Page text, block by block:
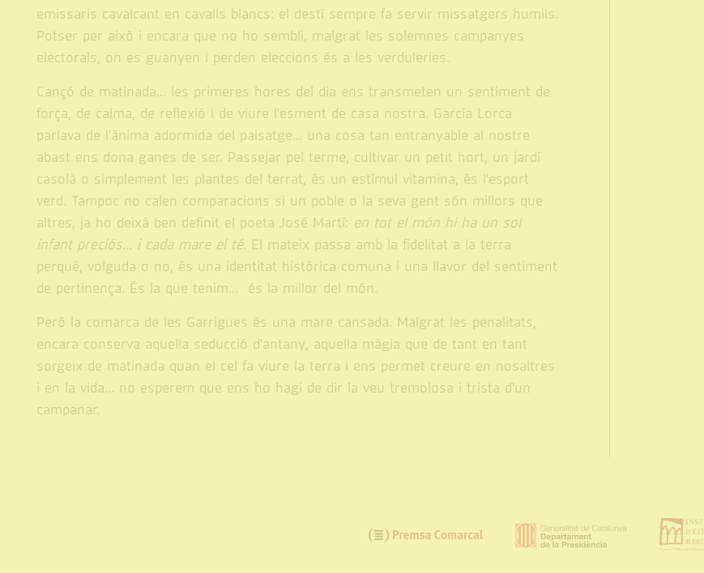
emissaris cavalcant en cavalls blancs: el destí sempre fa servir missatgers humils.
Potser per això i encara que no ho sembli, malgrat les solemnes campanyes
electorals, on es guanyen i perden eleccions és a les verduleries.
Cançó de matinada... les primeres hores del dia ens transmeten un sentiment de
força, de calma, de reflexió i de viure l'esment de casa nostra. Garcia Lorca
parlava de l'ànima adormida del paisatge... una cosa tan entranyable al nostre
abast ens dona ganes de ser. Passejar pel terme, cultivar un petit hort, un jardí
casolà o simplement les plantes del terrat, és un estímul vitamina, és l'esport
verd. Tampoc no calen comparacions si un poble o la seva gent són millors que
altres, ja ho deixà ben definit el poeta José Martí: en tot el món hi ha un sol
infant preciós... i cada mare el té. El mateix passa amb la fidelitat a la terra
perquè, volguda o no, és una identitat històrica comuna i una llavor del sentiment
de pertinença. És la que tenim... és la millor del món.
Però la comarca de les Garrigues és una mare cansada. Malgrat les penalitats,
encara conserva aquella seducció d'antany, aquella màgia que de tant en tant
sorgeix de matinada quan el cel fa viure la terra i ens permet creure en nosaltres
i en la vida... no esperem que ens ho hagi de dir la veu tremolosa i trista d'un
campanar.